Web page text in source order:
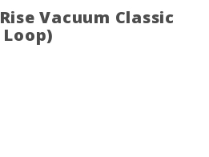
Vacuum Classic